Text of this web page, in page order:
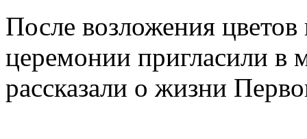
После возложения цветов
церемонии пригласили
рассказали о жизни